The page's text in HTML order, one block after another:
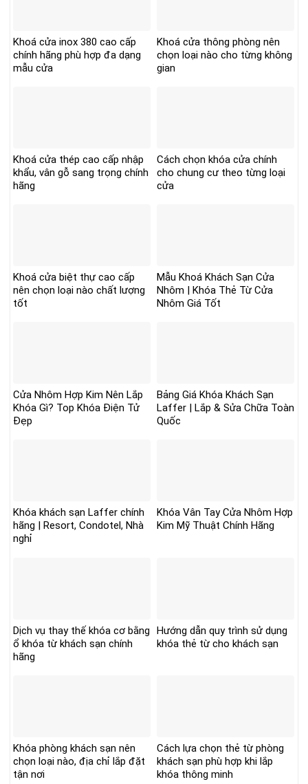
Khoá cửa inox 380 cao cấp
chính hãng phù hợp đa dạng
mẫu cửa
Khoá cửa thông phòng nên
chọn loại nào cho từng không
gian
Khoá cửa thép cao cấp nhập
khẩu, vân gỗ sang trọng chính
hãng
Cách chọn khóa cửa chính
cho chung cư theo từng loại
cửa
Khoá cửa biệt thự cao cấp
nên chọn loại nào chất lượng
tốt
Mẫu Khoá Khách Sạn Cửa
Nhôm | Khóa Thẻ Từ Cửa
Nhôm Giá Tốt
Cửa Nhôm Hợp Kim Nên Lắp
Khóa Gì? Top Khóa Điện Tử
Đẹp
Bảng Giá Khóa Khách Sạn
Laffer | Lắp & Sửa Chữa Toàn
Quốc
Khóa khách sạn Laffer chính
hãng | Resort, Condotel, Nhà
nghỉ
Khóa Vân Tay Cửa Nhôm Hợp
Kim Mỹ Thuật Chính Hãng
Dịch vụ thay thế khóa cơ bằng
ổ khóa từ khách sạn chính
hãng
Hướng dẫn quy trình sử dụng
khóa thẻ từ cho khách sạn
Khóa phòng khách sạn nên
chọn loại nào, địa chỉ lắp đặt
tận nơi
Cách lựa chọn thẻ từ phòng
khách sạn phù hợp khi lắp
khóa thông minh